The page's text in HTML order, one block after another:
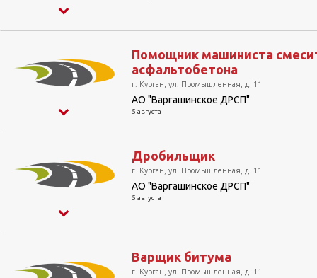
Помощник машиниста
асфальтобетона
г. Курган, ул. Промышленная, д. 11
АО "Варгашинское ДРСП"
5 августа
Дробильщик
г. Курган, ул. Промышленная, д. 11
АО "Варгашинское ДРСП"
5 августа
Варщик битума
г. Курган, ул. Промышленная, д. 11